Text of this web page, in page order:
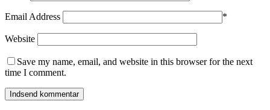
Email Address *
Website
Save my name, email, and website in this browser for the next
time I comment.